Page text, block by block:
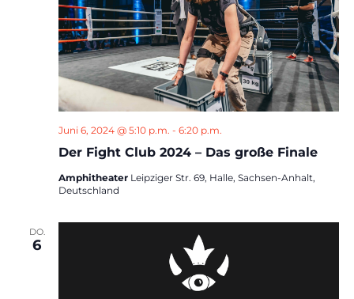
Der Fight Club 2024 – Das große Finale
Juni 6, 2024 @ 5:10 p.m. - 6:20 p.m.
Amphitheater Leipziger Str. 69, Halle, Sachsen-Anhalt,
Deutschland
DO.
6